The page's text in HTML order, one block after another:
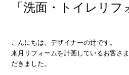
「洗面・トイレリフ
こんにちは、デザイナーの辻です。
来月リフォームを計画しているお客さ
だきました。